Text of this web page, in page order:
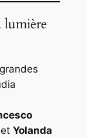
lumière
Yolanda